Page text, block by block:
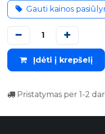
Gauti kainos
Įdėti į krepšelį
Pristatymas per 1-2